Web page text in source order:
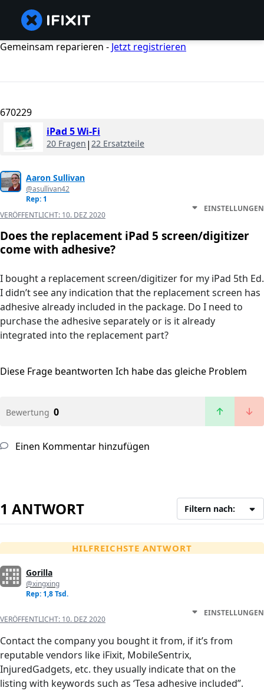
Gemeinsam reparieren - Jetzt registrieren
670229
iPad 5 Wi-Fi
20 Fragen | 22 Ersatzteile
Aaron Sullivan
@asullivan42
Rep: 1
VERÖFFENTLICHT: 10. DEZ 2020
EINSTELLUNGEN
Does the replacement iPad 5 screen/digitizer
come with adhesive?
I bought a replacement screen/digitizer for my iPad 5th Ed.
I didn’t see any indication that the replacement screen has
adhesive already included in the package. Do I need to
purchase the adhesive separately or is it already
integrated into the replacement part?
Diese Frage beantworten Ich habe das gleiche Problem
Bewertung 0
Einen Kommentar hinzufügen
1 ANTWORT Filtern nach:
HILFREICHSTE ANTWORT
Gorilla
@xingxing
Rep: 1,8 Tsd.
VERÖFFENTLICHT: 10. DEZ 2020
EINSTELLUNGEN
Contact the company you bought it from, if it’s from
reputable vendors like iFixit, MobileSentrix,
InjuredGadgets, etc. they usually indicate that on the
listing with keywords such as ‘Tesa adhesive included”.